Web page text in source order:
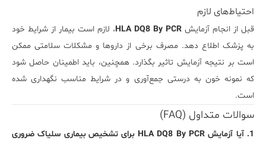
احتیاط‌های لازم
قبل از انجام آزمایش HLA DQ8 By PCR، لازم است بیمار از شرایط خود
به پزشک اطلاع دهد. مصرف برخی از داروها و مشکلات سلامتی ممکن
است بر نتیجه آزمایش تاثیر بگذارد. همچنین، باید اطمینان حاصل شود
که نمونه خون به درستی جمع‌آوری و در شرایط مناسب نگهداری شده
است.
سوالات متداول (FAQ)
1. آیا آزمایش HLA DQ8 By PCR برای تشخیص بیماری سلیاک ضروری